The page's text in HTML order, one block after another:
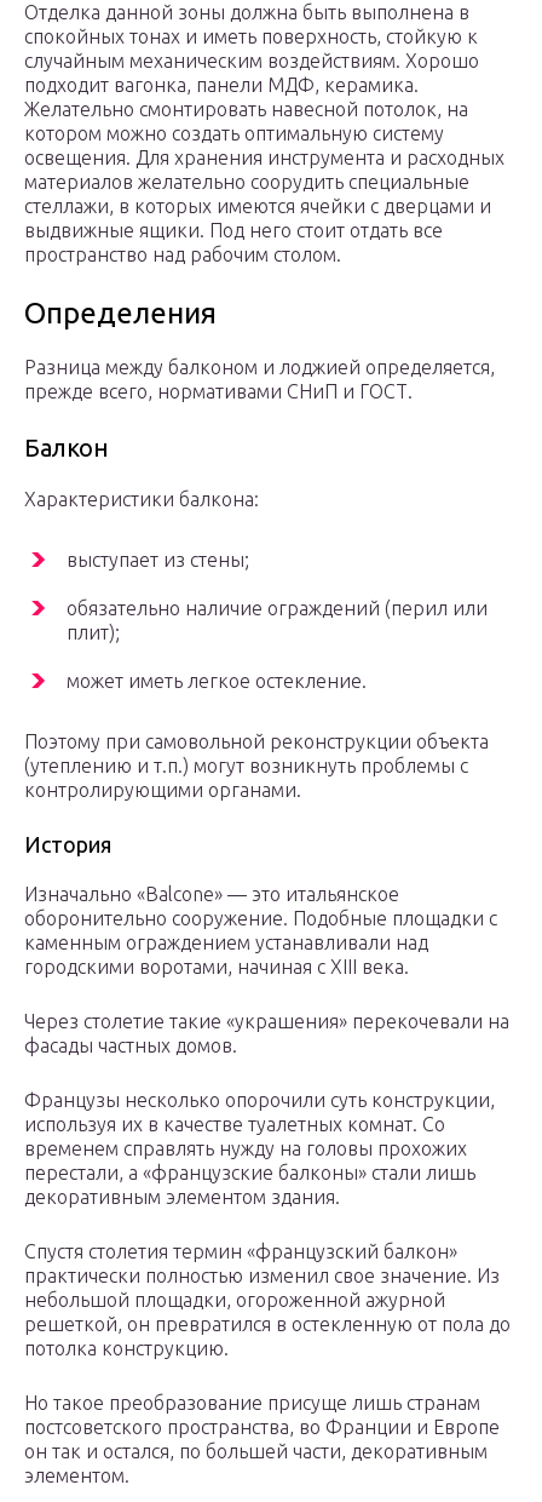
Отделка данной зоны должна быть выполнена в
спокойных тонах и иметь поверхность, стойкую к
случайным механическим воздействиям. Хорошо
подходит вагонка, панели МДФ, керамика.
Желательно смонтировать навесной потолок, на
котором можно создать оптимальную систему
освещения. Для хранения инструмента и расходных
материалов желательно соорудить специальные
стеллажи, в которых имеются ячейки с дверцами и
выдвижные ящики. Под него стоит отдать все
пространство над рабочим столом.
Определения
Разница между балконом и лоджией определяется,
прежде всего, нормативами СНиП и ГОСТ.
Балкон
Характеристики балкона:
выступает из стены;
обязательно наличие ограждений (перил или
плит);
может иметь легкое остекление.
Поэтому при самовольной реконструкции объекта
(утеплению и т.п.) могут возникнуть проблемы с
контролирующими органами.
История
Изначально «Balcone» — это итальянское
оборонительно сооружение. Подобные площадки с
каменным ограждением устанавливали над
городскими воротами, начиная с XIII века.
Через столетие такие «украшения» перекочевали на
фасады частных домов.
Французы несколько опорочили суть конструкции,
используя их в качестве туалетных комнат. Со
временем справлять нужду на головы прохожих
перестали, а «французские балконы» стали лишь
декоративным элементом здания.
Спустя столетия термин «французский балкон»
практически полностью изменил свое значение. Из
небольшой площадки, огороженной ажурной
решеткой, он превратился в остекленную от пола до
потолка конструкцию.
Но такое преобразование присуще лишь странам
постсоветского пространства, во Франции и Европе
он так и остался, по большей части, декоративным
элементом.